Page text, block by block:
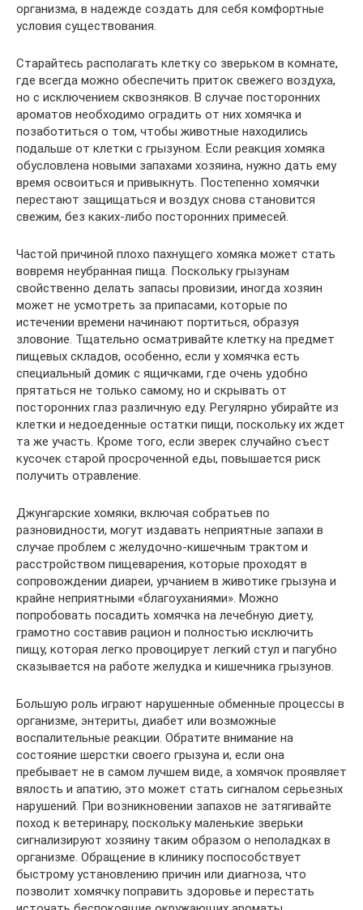
организма, в надежде создать для себя комфортные
условия существования.
Старайтесь располагать клетку со зверьком в комнате,
где всегда можно обеспечить приток свежего воздуха,
но с исключением сквозняков. В случае посторонних
ароматов необходимо оградить от них хомячка и
позаботиться о том, чтобы животные находились
подальше от клетки с грызуном. Если реакция хомяка
обусловлена новыми запахами хозяина, нужно дать ему
время освоиться и привыкнуть. Постепенно хомячки
перестают защищаться и воздух снова становится
свежим, без каких-либо посторонних примесей.
Частой причиной плохо пахнущего хомяка может стать
вовремя неубранная пища. Поскольку грызунам
свойственно делать запасы провизии, иногда хозяин
может не усмотреть за припасами, которые по
истечении времени начинают портиться, образуя
зловоние. Тщательно осматривайте клетку на предмет
пищевых складов, особенно, если у хомячка есть
специальный домик с ящичками, где очень удобно
прятаться не только самому, но и скрывать от
посторонних глаз различную еду. Регулярно убирайте из
клетки и недоеденные остатки пищи, поскольку их ждет
та же участь. Кроме того, если зверек случайно съест
кусочек старой просроченной еды, повышается риск
получить отравление.
Джунгарские хомяки, включая собратьев по
разновидности, могут издавать неприятные запахи в
случае проблем с желудочно-кишечным трактом и
расстройством пищеварения, которые проходят в
сопровождении диареи, урчанием в животике грызуна и
крайне неприятными «благоуханиями». Можно
попробовать посадить хомячка на лечебную диету,
грамотно составив рацион и полностью исключить
пищу, которая легко провоцирует легкий стул и пагубно
сказывается на работе желудка и кишечника грызунов.
Большую роль играют нарушенные обменные процессы в
организме, энтериты, диабет или возможные
воспалительные реакции. Обратите внимание на
состояние шерстки своего грызуна и, если она
пребывает не в самом лучшем виде, а хомячок проявляет
вялость и апатию, это может стать сигналом серьезных
нарушений. При возникновении запахов не затягивайте
поход к ветеринару, поскольку маленькие зверьки
сигнализируют хозяину таким образом о неполадках в
организме. Обращение в клинику поспособствует
быстрому установлению причин или диагноза, что
позволит хомячку поправить здоровье и перестать